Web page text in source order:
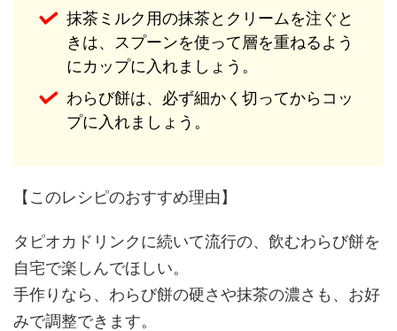
抹茶ミルク用の抹茶とクリームを注ぐと
きは、スプーンを使って層を重ねるよう
にカップに入れましょう。
わらび餅は、必ず細かく切ってからコッ
プに入れましょう。
【このレシピのおすすめ理由】
タピオカドリンクに続いて流行の、飲むわらび餅を
自宅で楽しんでほしい。
手作りなら、わらび餅の硬さや抹茶の濃さも、お好
みで調整できます。